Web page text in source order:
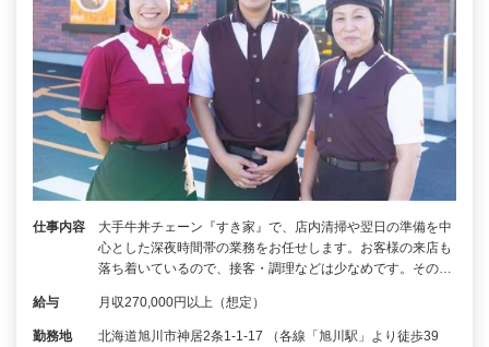
仕事内容
大手牛丼チェーン『すき家』で、店内清掃や翌日の準備を中
心とした深夜時間帯の業務をお任せします。お客様の来店も
落ち着いているので、接客・調理などは少なめです。その…
給与 月収270,000円以上（想定）
勤務地 北海道旭川市神居2条1-1-17 （各線「旭川駅」より徒歩39